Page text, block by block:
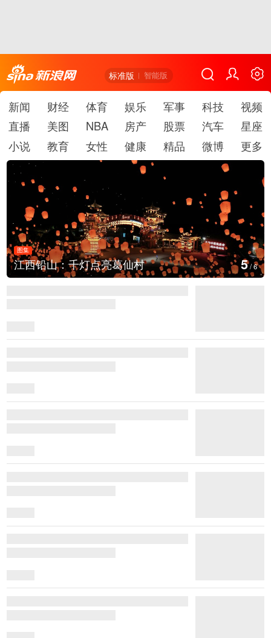
标准版 智能版
新闻 财经 体育 娱乐 军事 科技
视频
直播
美图 NBA 房产 股票 汽车
星座
小说
教育 女性 健康 精品 微博 更多
图集
江西铅山：千灯点亮葛仙村 5/6